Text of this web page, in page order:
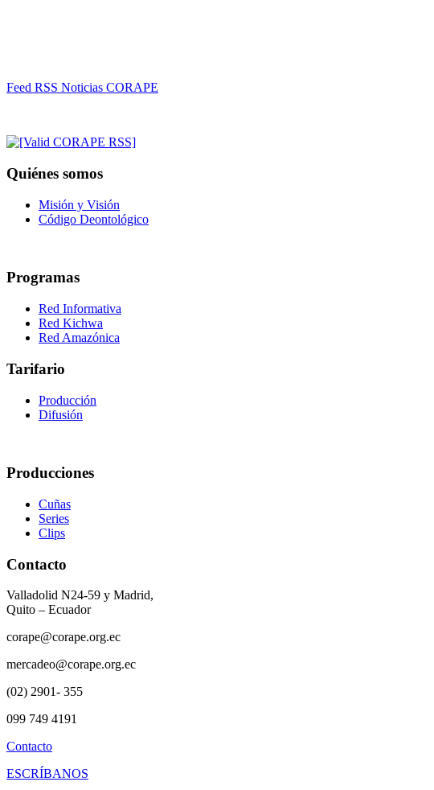
Feed RSS Noticias CORAPE
Quiénes somos
Misión y Visión
Código Deontológico
Programas
Red Informativa
Red Kichwa
Red Amazónica
Tarifario
Producción
Difusión
Producciones
Cuñas
Series
Clips
Contacto
Valladolid N24-59 y Madrid,
Quito – Ecuador
corape@corape.org.ec
mercadeo@corape.org.ec
(02) 2901- 355
099 749 4191
Contacto
ESCRÍBANOS